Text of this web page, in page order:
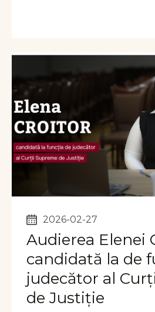
2026-02-27
Audierea Elenei
candidată la de
judecător al
de Justiție